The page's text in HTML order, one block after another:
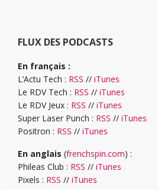
FLUX DES PODCASTS
En français :
L’Actu Tech : RSS // iTunes
Le RDV Tech : RSS // iTunes
Le RDV Jeux : RSS // iTunes
Super Laser Punch : RSS // iTunes
Positron : RSS // iTunes
En anglais (frenchspin.com) :
Phileas Club : RSS // iTunes
Pixels : RSS // iTunes